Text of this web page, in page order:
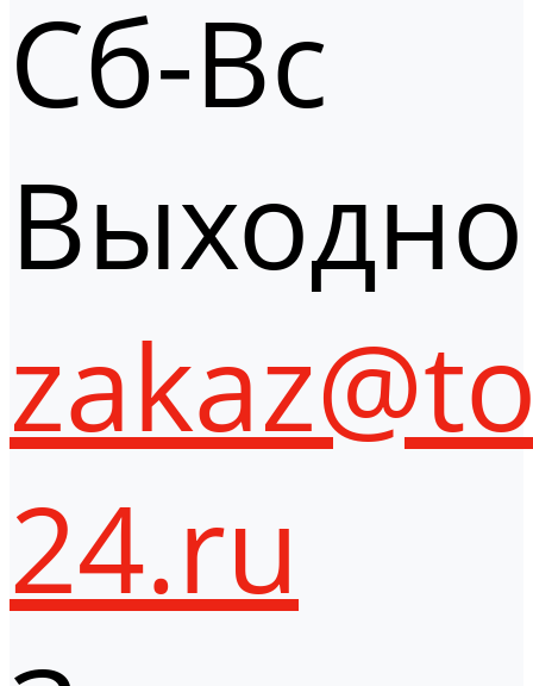
Сб-Вс
24.ru